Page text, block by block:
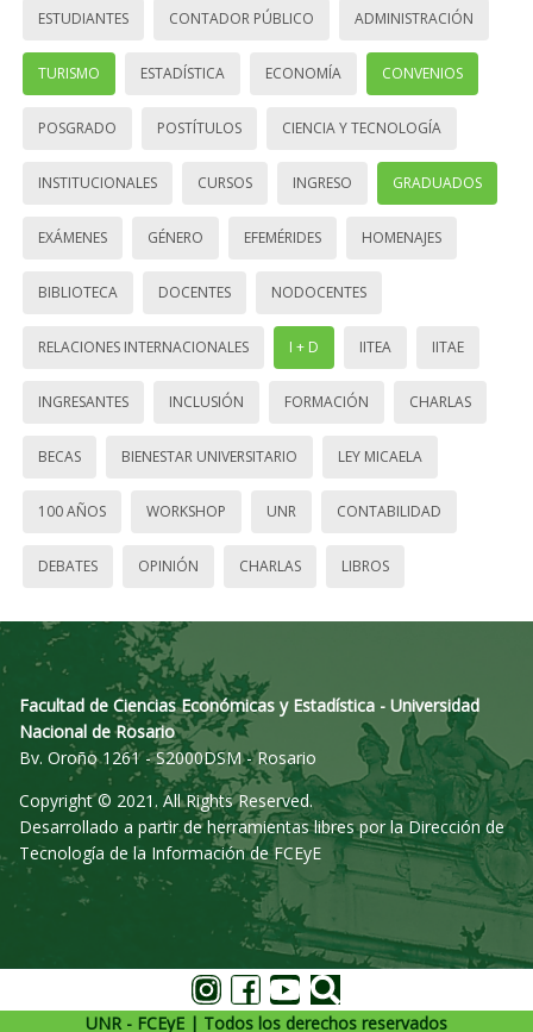
ESTUDIANTES CONTADOR PÚBLICO ADMINISTRACIÓN
TURISMO ESTADÍSTICA ECONOMÍA CONVENIOS
POSGRADO POSTÍTULOS CIENCIA Y TECNOLOGÍA
INSTITUCIONALES CURSOS INGRESO GRADUADOS
EXÁMENES GÉNERO EFEMÉRIDES HOMENAJES
BIBLIOTECA DOCENTES NODOCENTES
RELACIONES INTERNACIONALES I + D IITEA IITAE
INGRESANTES INCLUSIÓN FORMACIÓN CHARLAS
BECAS BIENESTAR UNIVERSITARIO LEY MICAELA
100 AÑOS WORKSHOP UNR CONTABILIDAD
DEBATES OPINIÓN CHARLAS LIBROS
Facultad de Ciencias Económicas y Estadística - Universidad
Nacional de Rosario
Bv. Oroño 1261 - S2000DSM - Rosario
Copyright © 2021. All Rights Reserved.
Desarrollado a partir de herramientas libres por la Dirección de
Tecnología de la Información de FCEyE
UNR - FCEyE | Todos los derechos reservados